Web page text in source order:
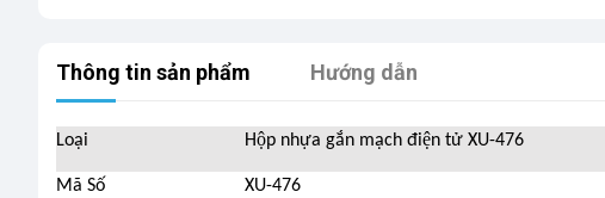
Thông tin sản phẩm Hướng dẫn
Loại Hộp nhựa gắn mạch điện tử XU-476
Mã Số XU-476